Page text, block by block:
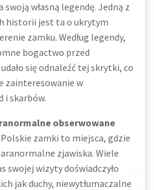
swoją własną legendę. Jedną z
historii jest ta o ukrytym
zamku. Według legendy,
bogactwo przed
się odnaleźć tej skrytki, co
zainteresowanie w
i skarbów.
obserwowane
Polskie zamki to miejsca, gdzie
zjawiska. Wiele
swojej wizyty doświadczyło
jak duchy, niewytłumaczalne